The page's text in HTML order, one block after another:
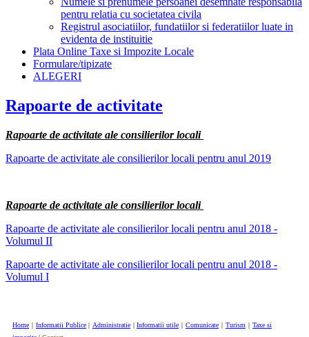
pentru relatia cu societatea civila
Registrul asociatiilor, fundatiilor si federatiilor luate in
evidenta de instituitie
Plata Online Taxe si Impozite Locale
Formulare/tipizate
ALEGERI
Rapoarte de activitate
Rapoarte de activitate ale consilierilor locali
Rapoarte de activitate ale consilierilor locali pentru anul 2019
Rapoarte de activitate ale consilierilor locali
Rapoarte de activitate ale consilierilor locali pentru anul 2018 -
Volumul II
Rapoarte de activitate ale consilierilor locali pentru anul 2018 -
Volumul I
Home | Informatii Publice | Administratie | Informatii utile | Comunicate | Turism | Taxe si